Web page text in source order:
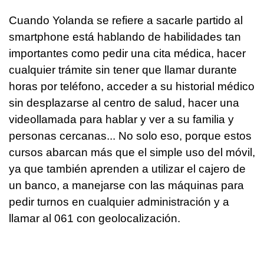
Cuando Yolanda se refiere a sacarle partido al
smartphone está hablando de habilidades tan
importantes como pedir una cita médica, hacer
cualquier trámite sin tener que llamar durante
horas por teléfono, acceder a su historial médico
sin desplazarse al centro de salud, hacer una
videollamada para hablar y ver a su familia y
personas cercanas... No solo eso, porque estos
cursos abarcan más que el simple uso del móvil,
ya que también aprenden a utilizar el cajero de
un banco, a manejarse con las máquinas para
pedir turnos en cualquier administración y a
llamar al 061 con geolocalización.